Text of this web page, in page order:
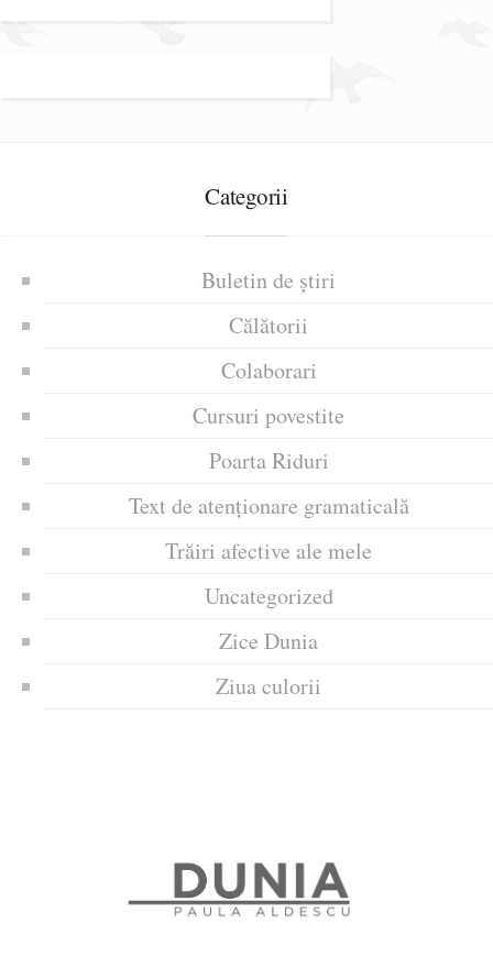
Categorii
Buletin de știri
Călătorii
Colaborari
Cursuri povestite
Poarta Riduri
Text de atenționare gramaticală
Trăiri afective ale mele
Uncategorized
Zice Dunia
Ziua culorii